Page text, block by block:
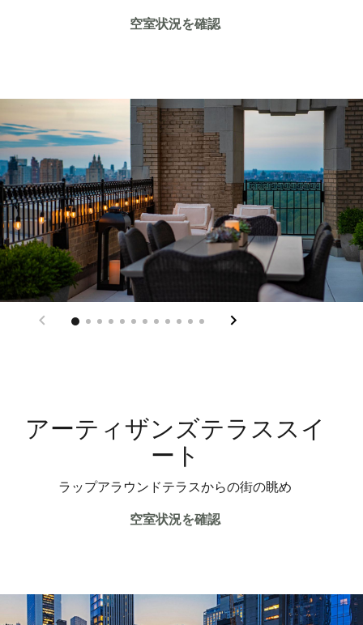
空室状況を確認
アーティザンズテラススイ
ート
ラップアラウンドテラスからの街の眺め
空室状況を確認